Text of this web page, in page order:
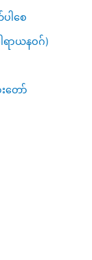
ါစေ
ရာယနဝဂ်)
တော်